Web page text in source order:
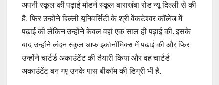
अपनी स्कूल की पढ़ाई मॉडर्न स्कूल बाराखंबा रोड न्यू दिल्ली से की
है. फिर उन्होंने दिल्ली यूनिवर्सिटी के श्री वेंकटेश्वर कॉलेज में
पढ़ाई की लेकिन उन्होंने केवल वहां एक साल ही पढ़ाई की. इसके
बाद उन्होंने लंदन स्कूल आफ इकोनॉमिक्स में पढ़ाई की और फिर
उन्होंने चार्टर्ड अकाउंटेंट की तैयारी किया और वह चार्टर्ड
अकाउंटेंट बन गए उनके पास बीकॉम की डिग्री भी है.